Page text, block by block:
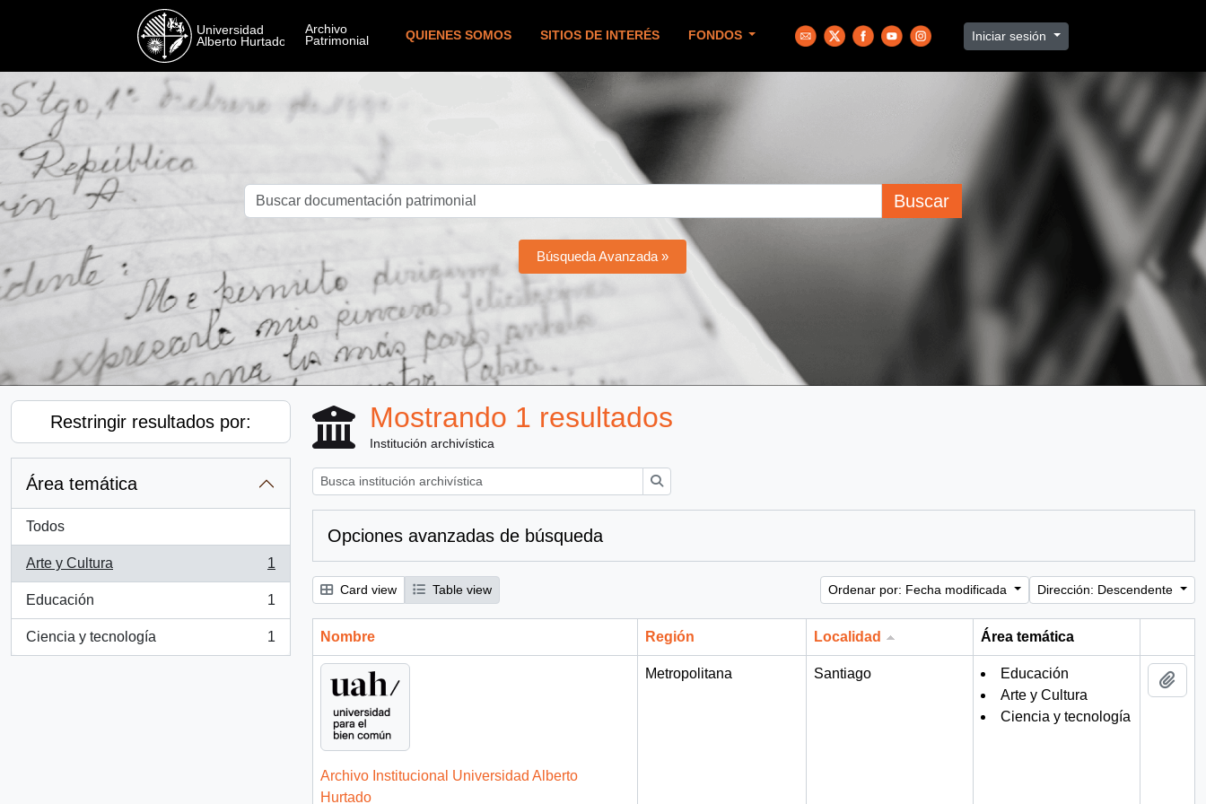
QUIENES SOMOS SITIOS DE INTERÉS FONDOS Iniciar sesión
Buscar
Búsqueda Avanzada »
Restringir resultados por:
Área temática
Todos
Arte y Cultura
, 1 resultados
1
Educación
, 1 resultados
1
Ciencia y tecnología
, 1 resultados
1
Mostrando 1 resultados
Institución archivística
Opciones avanzadas de búsqueda
Card view Table view Ordenar por: Fecha modificada Dirección: Descendente
Nombre Región Localidad
Área temática
Archivo Institucional Universidad Alberto
Hurtado
Metropolitana Santiago
Educación
Arte y Cultura
Ciencia y tecnología